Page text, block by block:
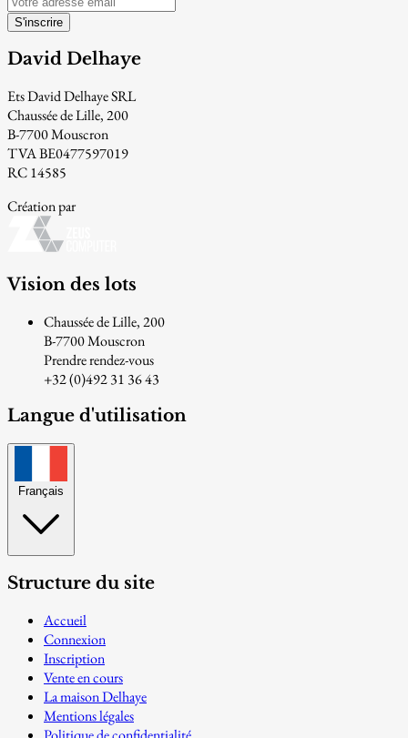
S'inscrire
David Delhaye
Ets David Delhaye SRL
Chaussée de Lille, 200
B-7700 Mouscron
TVA BE0477597019
RC 14585
Création par
Vision des lots
Chaussée de Lille, 200
B-7700 Mouscron
Prendre rendez-vous
+32 (0)492 31 36 43
Langue d'utilisation
Français
Structure du site
Accueil
Connexion
Inscription
Vente en cours
La maison Delhaye
Mentions légales